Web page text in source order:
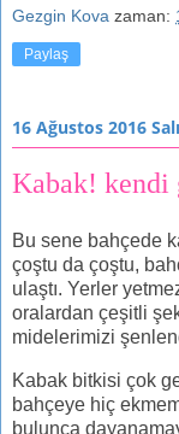
Gezgin Kova zaman:
Paylaş
16 Ağustos 2016 Salı
Kabak! kendi
Bu sene bahçede
çoştu da çoştu,
ulaştı. Yerler
oralardan çeşitli
midelerimizi
Kabak bitkisi çok
bahçeye hiç
bulunca